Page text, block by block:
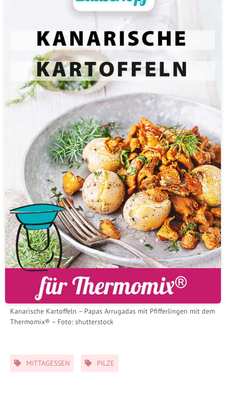
Kanarische Kartoffeln – Papas Arrugadas mit Pfifferlingen mit dem
Thermomix® – Foto: shutterstock
Schlagwörter
MITTAGESSEN PILZE